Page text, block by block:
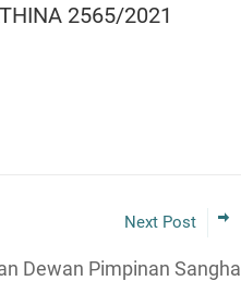
2565/2021
Next Post
Dewan Pimpinan Sangha